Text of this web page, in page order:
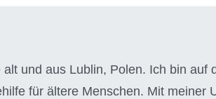
und aus Lublin, Polen. Ich bin
für ältere Menschen. Mit meiner